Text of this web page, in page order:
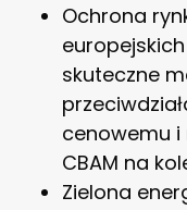
Ochrona
skuteczne
cenowemu i
CBAM na
Zielona